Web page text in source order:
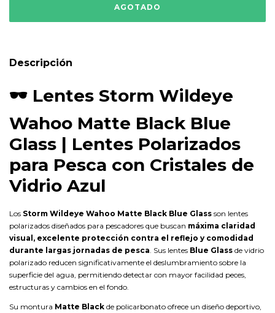
Descripción
🕶️ Lentes Storm Wildeye
Wahoo Matte Black Blue
Glass | Lentes Polarizados
para Pesca con Cristales de
Vidrio Azul
Los Storm Wildeye Wahoo Matte Black Blue Glass son lentes
polarizados diseñados para pescadores que buscan máxima claridad
visual, excelente protección contra el reflejo y comodidad
durante largas jornadas de pesca . Sus lentes Blue Glass de vidrio
polarizado reducen significativamente el deslumbramiento sobre la
superficie del agua, permitiendo detectar con mayor facilidad peces,
estructuras y cambios en el fondo.
Su montura Matte Black de policarbonato ofrece un diseño deportivo,